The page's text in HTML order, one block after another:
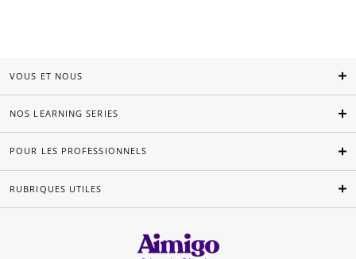
VOUS ET NOUS
NOS LEARNING SERIES
POUR LES PROFESSIONNELS
RUBRIQUES UTILES